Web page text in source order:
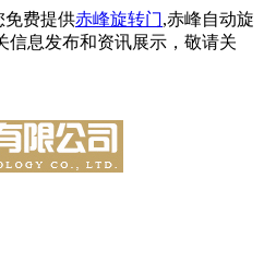
免费提供赤峰旋转门,赤峰自动旋
信息发布和资讯展示，敬请关